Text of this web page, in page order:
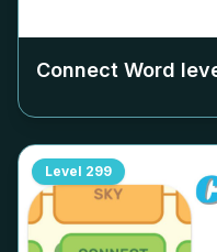
Connect Word
Level 299